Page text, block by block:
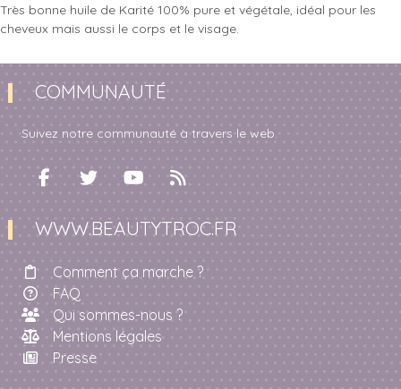
Très bonne huile de Karité 100% pure et végétale, idéal pour les
cheveux mais aussi le corps et le visage.
COMMUNAUTÉ
Suivez notre communauté à travers le web.
WWW.BEAUTYTROC.FR
Comment ça marche ?
FAQ
Qui sommes-nous ?
Mentions légales
Presse